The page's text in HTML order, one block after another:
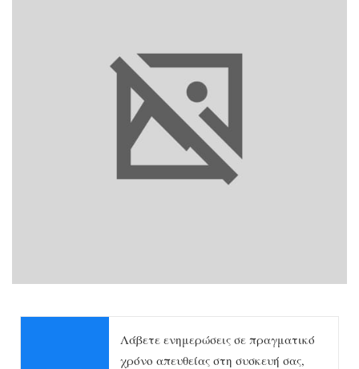
Λάβετε ενημερώσεις σε πραγματικό
χρόνο απευθείας στη συσκευή σας,